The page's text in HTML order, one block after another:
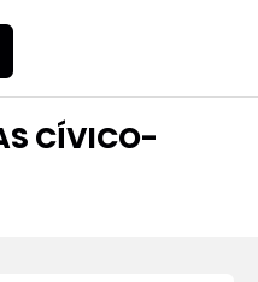
CÍVICO-